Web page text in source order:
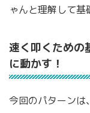
ゃんと理解して基
速く叩くための
に動かす！
今回のパターンは